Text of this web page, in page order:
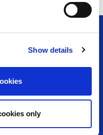
Show details
only
・店舗⼀覧
情報